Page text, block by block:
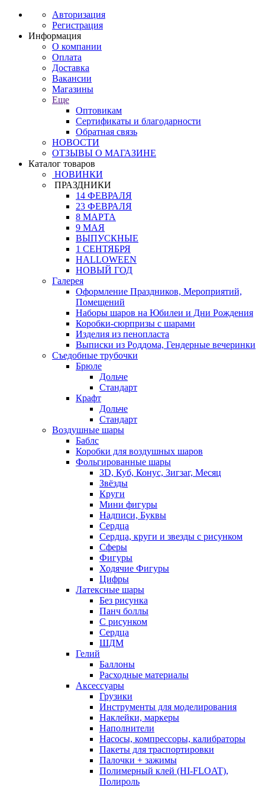
Авторизация
Регистрация
Информация
О компании
Оплата
Доставка
Вакансии
Магазины
Еще
Оптовикам
Сертификаты и благодарности
Обратная связь
НОВОСТИ
ОТЗЫВЫ О МАГАЗИНЕ
Каталог товаров
НОВИНКИ
ПРАЗДНИКИ
14 ФЕВРАЛЯ
23 ФЕВРАЛЯ
8 МАРТА
9 МАЯ
ВЫПУСКНЫЕ
1 СЕНТЯБРЯ
HALLOWEEN
НОВЫЙ ГОД
Галерея
Оформление Праздников, Мероприятий,
Помещений
Наборы шаров на Юбилеи и Дни Рождения
Коробки-сюрпризы с шарами
Изделия из пенопласта
Выписки из Роддома, Гендерные вечеринки
Съедобные трубочки
Брюле
Дольче
Стандарт
Крафт
Дольче
Стандарт
Воздушные шары
Баблс
Коробки для воздушных шаров
Фольгированные шары
3D, Куб, Конус, Зигзаг, Месяц
Звёзды
Круги
Мини фигуры
Надписи, Буквы
Сердца
Сердца, круги и звезды с рисунком
Сферы
Фигуры
Ходячие Фигуры
Цифры
Латексные шары
Без рисунка
Панч боллы
С рисунком
Сердца
ШДМ
Гелий
Баллоны
Расходные материалы
Аксессуары
Грузики
Инструменты для моделирования
Наклейки, маркеры
Наполнители
Насосы, компрессоры, калибраторы
Пакеты для траспортировки
Палочки + зажимы
Полимерный клей (HI-FLOAT),
Полироль